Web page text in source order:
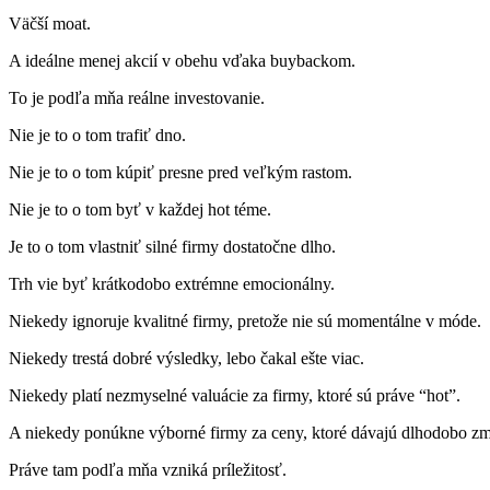
Väčší moat.
A ideálne menej akcií v obehu vďaka buybackom.
To je podľa mňa reálne investovanie.
Nie je to o tom trafiť dno.
Nie je to o tom kúpiť presne pred veľkým rastom.
Nie je to o tom byť v každej hot téme.
Je to o tom vlastniť silné firmy dostatočne dlho.
Trh vie byť krátkodobo extrémne emocionálny.
Niekedy ignoruje kvalitné firmy, pretože nie sú momentálne v móde.
Niekedy trestá dobré výsledky, lebo čakal ešte viac.
Niekedy platí nezmyselné valuácie za firmy, ktoré sú práve “hot”.
A niekedy ponúkne výborné firmy za ceny, ktoré dávajú dlhodobo
Práve tam podľa mňa vzniká príležitosť.